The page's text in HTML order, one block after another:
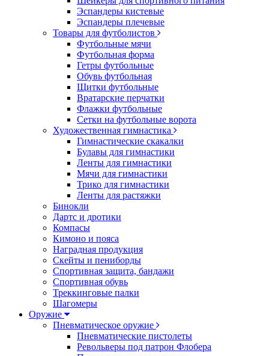
Эспандеры кистевые
Эспандеры плечевые
Товары для футболистов
Футбольные мячи
Футбольная форма
Гетры футбольные
Обувь футбольная
Щитки футбольные
Вратарские перчатки
Флажки футбольные
Сетки на футбольные ворота
Художественная гимнастика
Гимнастические скакалки
Булавы для гимнастики
Ленты для гимнастики
Мячи для гимнастики
Трико для гимнастики
Ленты для растяжки
Бинокли
Дартс и дротики
Компасы
Кимоно и пояса
Наградная продукция
Скейты и пениборды
Спортивная защита, бандажи
Спортивная обувь
Треккинговые палки
Шагомеры
Оружие
Пневматическое оружие
Пневматические пистолеты
Револьверы под патрон Флобера